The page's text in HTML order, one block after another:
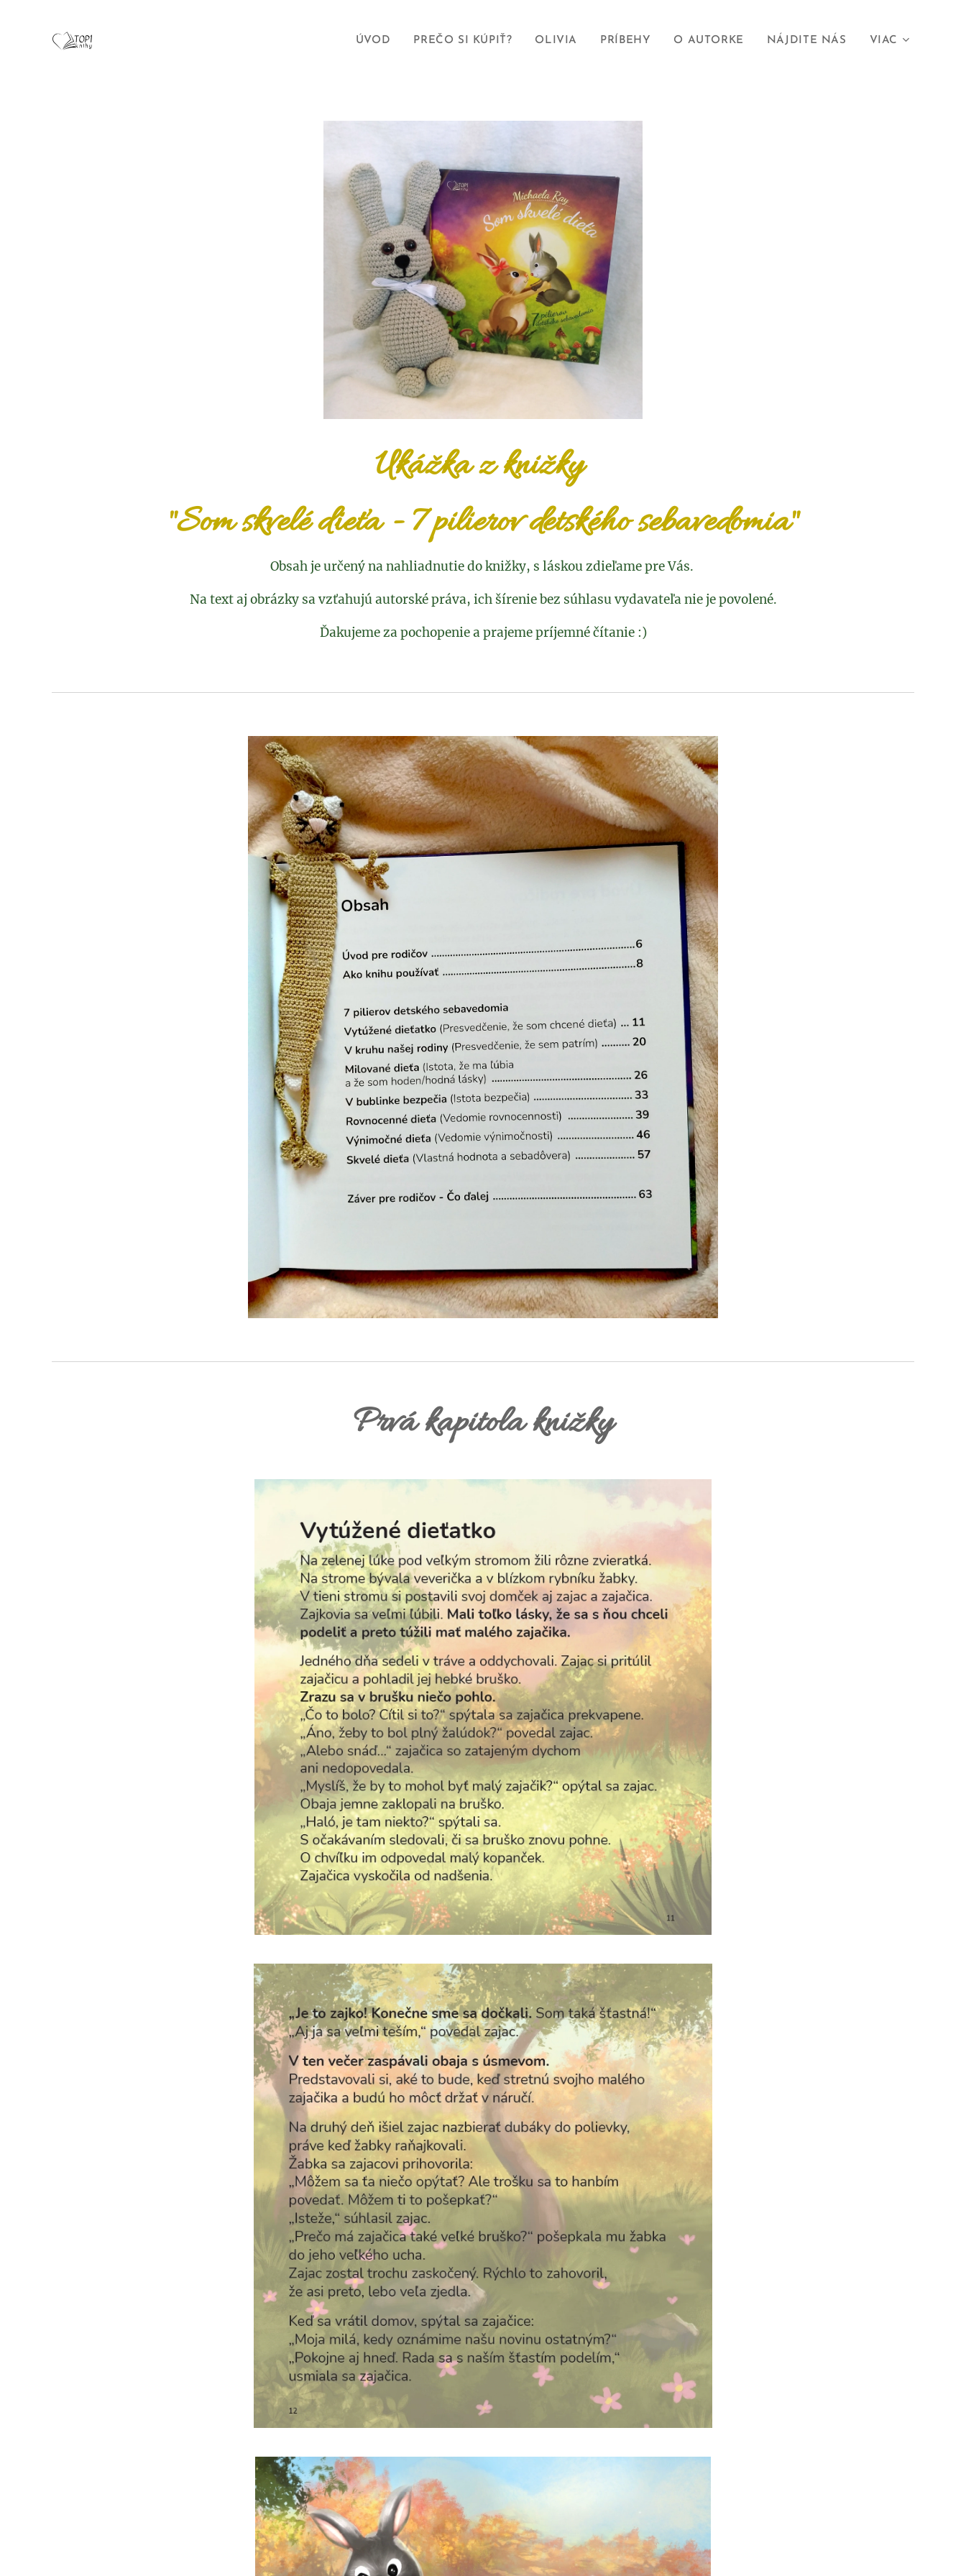
ÚVOD PREČO SI KÚPIŤ? OLIVIA PRÍBEHY O AUTORKE NÁJDITE NÁS VIAC
Ukážka z knižky
"Som skvelé dieťa - 7 pilierov detského sebavedomia"
Obsah je určený na nahliadnutie do knižky, s láskou zdieľame pre Vás.
Na text aj obrázky sa vzťahujú autorské práva, ich šírenie bez súhlasu vydavateľa nie je povolené.
Ďakujeme za pochopenie a prajeme príjemné čítanie :)
Prvá kapitola knižky